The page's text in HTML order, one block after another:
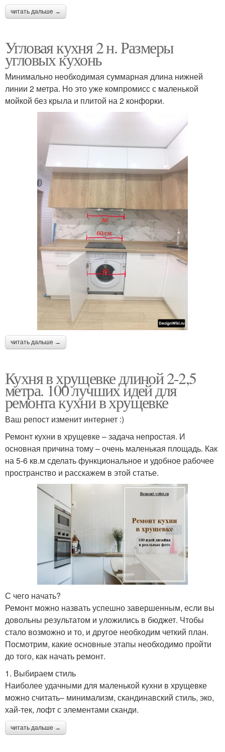
читать дальше →
Угловая кухня 2 н. Размеры
угловых кухонь
Минимально необходимая суммарная длина нижней
линии 2 метра. Но это уже компромисс с маленькой
мойкой без крыла и плитой на 2 конфорки.
читать дальше →
Кухня в хрущевке длиной 2-2,5
метра. 100 лучших идей для
ремонта кухни в хрущевке
Ваш репост изменит интернет :)
Ремонт кухни в хрущевке – задача непростая. И
основная причина тому – очень маленькая площадь. Как
на 5-6 кв.м сделать функциональное и удобное рабочее
пространство и расскажем в этой статье.
С чего начать?
Ремонт можно назвать успешно завершенным, если вы
довольны результатом и уложились в бюджет. Чтобы
стало возможно и то, и другое необходим четкий план.
Посмотрим, какие основные этапы необходимо пройти
до того, как начать ремонт.
1. Выбираем стиль
Наиболее удачными для маленькой кухни в хрущевке
можно считать– минимализм, скандинавский стиль, эко,
хай-тек, лофт с элементами сканди.
читать дальше →